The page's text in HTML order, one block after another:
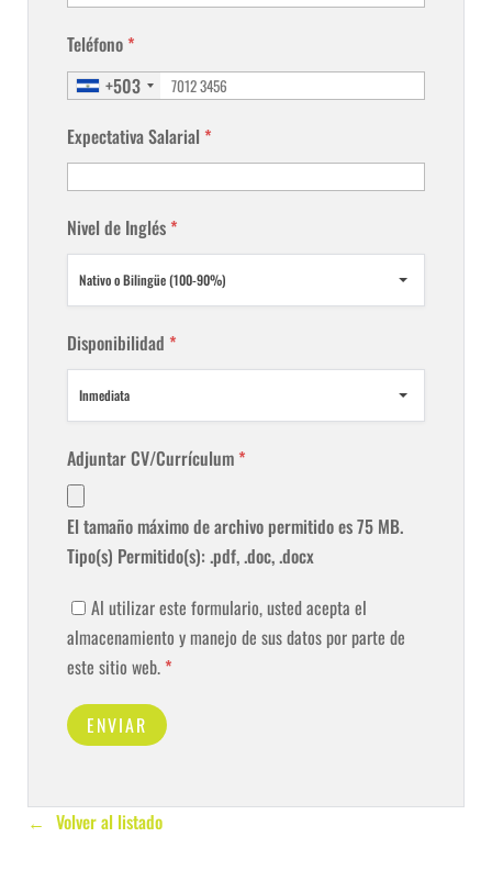
Teléfono*
+503
Expectativa Salarial *
Nivel de Inglés*
Nativo o Bilingüe (100-90%)
Disponibilidad *
Inmediata
Adjuntar CV/Currículum*
El tamaño máximo de archivo permitido es 75 MB.
Tipo(s) Permitido(s): .pdf, .doc, .docx
Al utilizar este formulario, usted acepta el
almacenamiento y manejo de sus datos por parte de
este sitio web.*
Volver al listado